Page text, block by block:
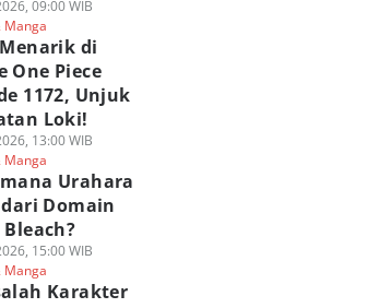
di
WIB
Polls
6 Wujud
Transformasi
Terkuat di Hunter x
Hunter! Banyak yang
Ngeri!
05 Agu 2026, 13:00 WIB
Anime & Manga
09:00 WIB
Manga
di
One Piece
1172, Unjuk
Loki!
13:00 WIB
Manga
Urahara
Domain
15:00 WIB
Manga
Karakter